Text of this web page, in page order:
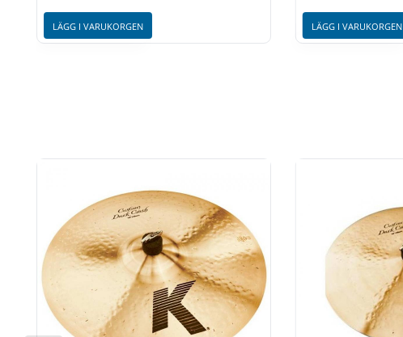
LÄGG I VARUKORGEN LÄGG I VARUKORGEN